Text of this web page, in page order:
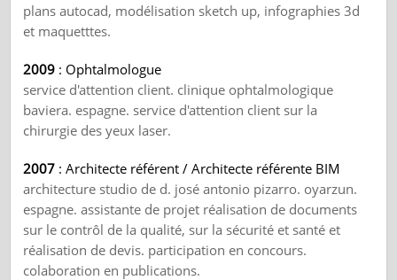
plans autocad, modélisation sketch up, infographies 3d
et maquetttes.
2009 : Ophtalmologue
service d'attention client. clinique ophtalmologique
baviera. espagne. service d'attention client sur la
chirurgie des yeux laser.
2007 : Architecte référent / Architecte référente BIM
architecture studio de d. josé antonio pizarro. oyarzun.
espagne. assistante de projet réalisation de documents
sur le contrôl de la qualité, sur la sécurité et santé et
réalisation de devis. participation en concours.
colaboration en publications.